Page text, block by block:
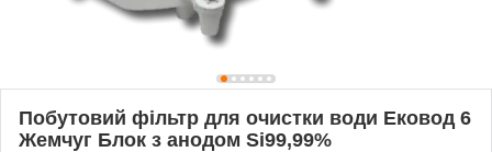
Побутовий фільтр для очистки води Ековод 6
Жемчуг Блок з анодом Si99,99%